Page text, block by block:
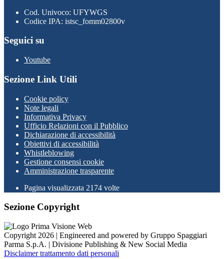
Cod. Univoco: UFYWGS
Codice IPA: istsc_fomm02800v
Seguici su
Youtube
Sezione Link Utili
Cookie policy
Note legali
Informativa Privacy
Ufficio Relazioni con il Pubblico
Dichiarazione di accessibilità
Obiettivi di accessibilità
Whistleblowing
Gestione consensi cookie
Amministrazione trasparente
Pagina visualizzata 2174 volte
Sezione Copyright
Copyright 2026 | Engineered and powered by Gruppo Spaggiari
Parma S.p.A. | Divisione Publishing & New Social Media
Disclaimer trattamento dati personali